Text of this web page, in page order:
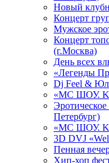
Новый
Концерт
Мужское
Концерт
(г.Москва)
День всех
«Легенды
Dj Feel &
«МС ШОУ.
Петербург)
«МС ШОУ.
3D DVJ
Пенная
Хип-хоп